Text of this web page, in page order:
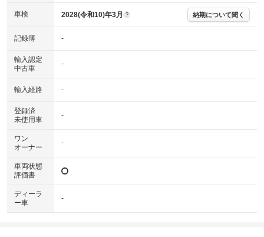
す。車両情報等の詳細は各販売店へお問い合わせ下さい。
車検 2028(令和10)年3月 ? 納期について聞く
記録簿 -
輸入認定
中古車
-
輸入経路 -
登録済
未使用車
-
ワン
オーナー
-
車両状態
評価書
ディーラ
ー車
-